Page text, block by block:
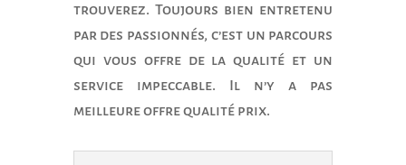
trouverez. Toujours bien entretenu
par des passionnés, c’est un parcours
qui vous offre de la qualité et un
service impeccable. Il n’y a pas
meilleure offre qualité prix.